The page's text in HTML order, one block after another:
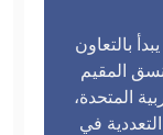
بالتعاون
المقيم
المتحدة،
في